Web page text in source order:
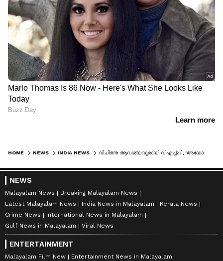
HOME NEWS INDIA NEWS
NEWS
Malayalam News
Breaking Malayalam News
Latest Malayalam News
India News in Malayalam
Kerala News
Crime News
International News in Malayalam
Gulf News in Malayalam
Viral News
ENTERTAINMENT
Malayalam Film New
Entertainment News in Malayalam